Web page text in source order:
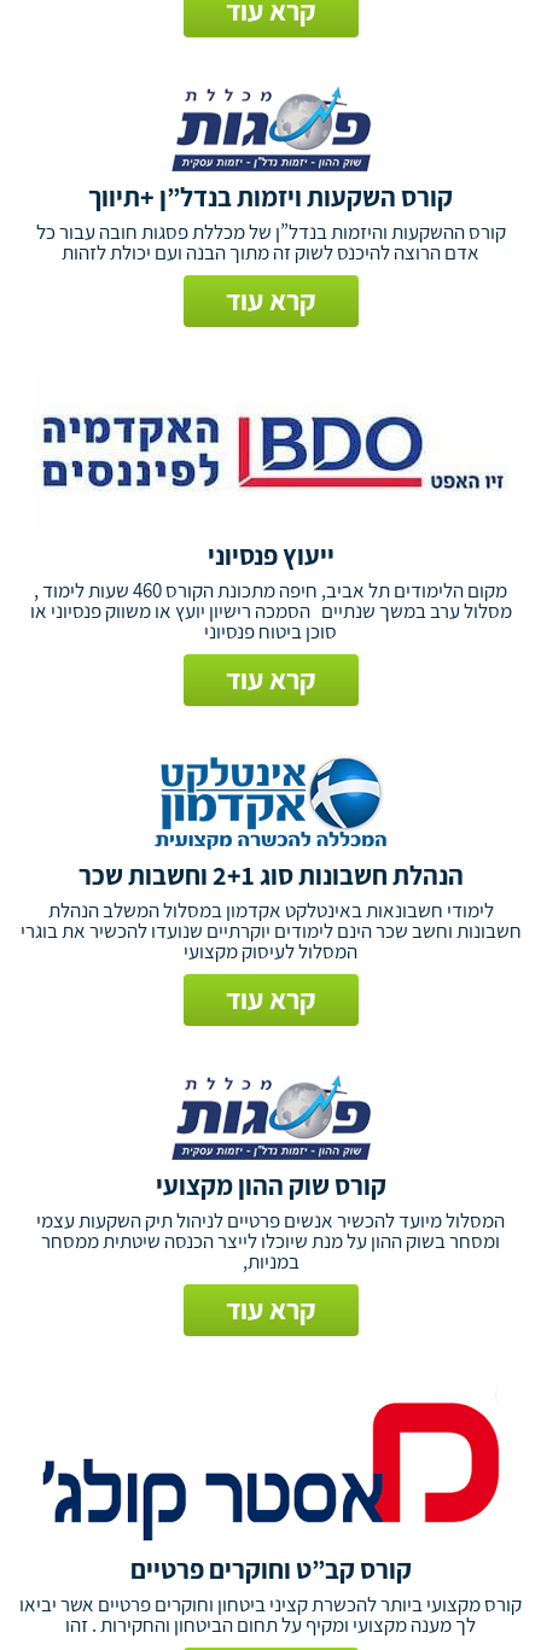
קרא עוד
קורס השקעות ויזמות בנדל”ן +תיווך
קורס ההשקעות והיזמות בנדל”ן של מכללת פסגות חובה עבור כל
אדם הרוצה להיכנס לשוק זה מתוך הבנה ועם יכולת לזהות
קרא עוד
ייעוץ פנסיוני
מקום הלימודים תל אביב, חיפה מתכונת הקורס 460 שעות לימוד ,
מסלול ערב במשך שנתיים הסמכה רישיון יועץ או משווק פנסיוני או
סוכן ביטוח פנסיוני
קרא עוד
הנהלת חשבונות סוג 2+1 וחשבות שכר
לימודי חשבונאות באינטלקט אקדמון במסלול המשלב הנהלת
חשבונות וחשב שכר הינם לימודים יוקרתיים שנועדו להכשיר את בוגרי
המסלול לעיסוק מקצועי
קרא עוד
קורס שוק ההון מקצועי
המסלול מיועד להכשיר אנשים פרטיים לניהול תיק השקעות עצמי
ומסחר בשוק ההון על מנת שיוכלו לייצר הכנסה שיטתית ממסחר
במניות,
קרא עוד
קורס קב”ט וחוקרים פרטיים
קורס מקצועי ביותר להכשרת קציני ביטחון וחוקרים פרטיים אשר יביאו
לך מענה מקצועי ומקיף על תחום הביטחון והחקירות . זהו